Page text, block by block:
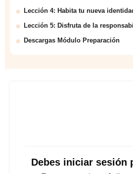
Debes iniciar sesión
Lección 4: Habita tu nueva
Lección 5: Disfruta de la
Descargas Módulo Preparación